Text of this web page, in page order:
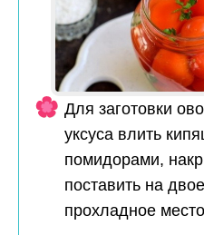
Для заготовки
уксуса влить
помидорами,
поставить на
прохладное